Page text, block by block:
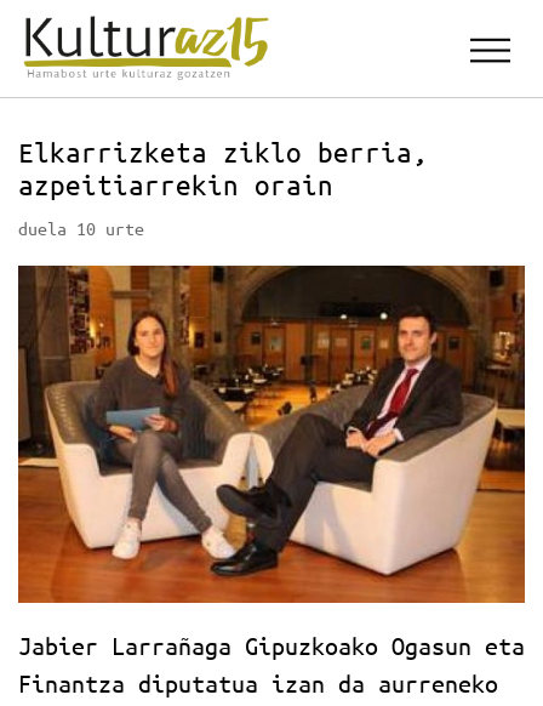
Elkarrizketa ziklo berria,
azpeitiarrekin orain
duela 10 urte
Jabier Larrañaga Gipuzkoako Ogasun eta
Finantza diputatua izan da aurreneko